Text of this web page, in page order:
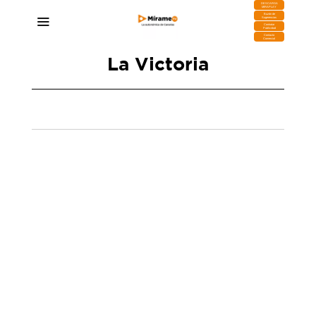
DESCARGA
MIRAPLAY
Buzón de
Sugerencias
Contratar
Publicidad
Contacto
Comercial
La Victoria